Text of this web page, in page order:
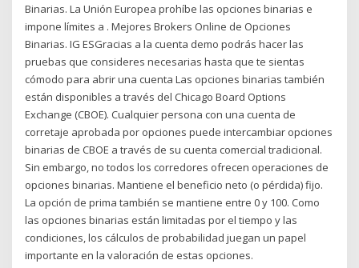
Binarias. La Unión Europea prohíbe las opciones binarias e
impone límites a . Mejores Brokers Online de Opciones
Binarias. IG ESGracias a la cuenta demo podrás hacer las
pruebas que consideres necesarias hasta que te sientas
cómodo para abrir una cuenta Las opciones binarias también
están disponibles a través del Chicago Board Options
Exchange (CBOE). Cualquier persona con una cuenta de
corretaje aprobada por opciones puede intercambiar opciones
binarias de CBOE a través de su cuenta comercial tradicional.
Sin embargo, no todos los corredores ofrecen operaciones de
opciones binarias. Mantiene el beneficio neto (o pérdida) fijo.
La opción de prima también se mantiene entre 0 y 100. Como
las opciones binarias están limitadas por el tiempo y las
condiciones, los cálculos de probabilidad juegan un papel
importante en la valoración de estas opciones.